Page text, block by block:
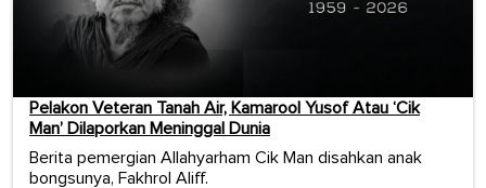
Pelakon Veteran Tanah Air, Kamarool Yusof Atau ‘Cik
Man’ Dilaporkan Meninggal Dunia
Berita pemergian Allahyarham Cik Man disahkan anak
bongsunya, Fakhrol Aliff.